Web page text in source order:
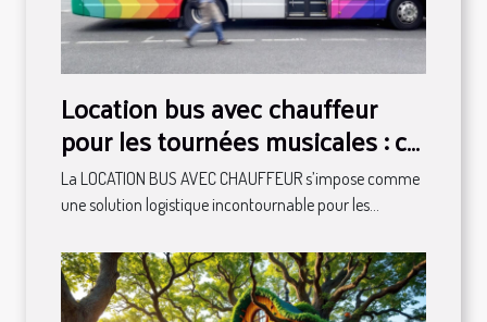
Location bus avec chauffeur
pour les tournées musicales : ce
qu'il faut savoir
La LOCATION BUS AVEC CHAUFFEUR s’impose comme
une solution logistique incontournable pour les...